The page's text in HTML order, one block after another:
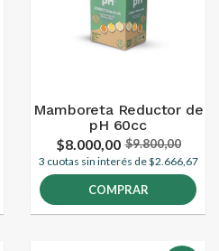
Mamboreta Reductor de
pH 60cc
$8.000,00 $9.800,00
3 cuotas sin interés de $2.666,67
COMPRAR